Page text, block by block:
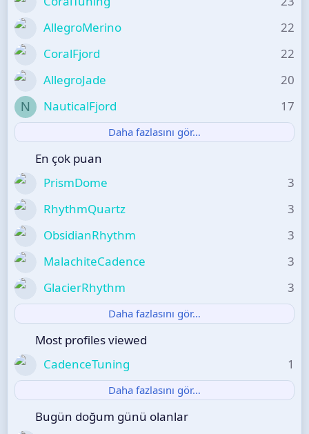
22
AllegroMerino
22
CoralFjord
20
AllegroJade
N 17
NauticalFjord
Daha fazlasını gör…
En çok puan
3
PrismDome
3
RhythmQuartz
3
ObsidianRhythm
3
MalachiteCadence
3
GlacierRhythm
Daha fazlasını gör…
Most profiles viewed
1
CadenceTuning
Daha fazlasını gör…
Bugün doğum günü olanlar